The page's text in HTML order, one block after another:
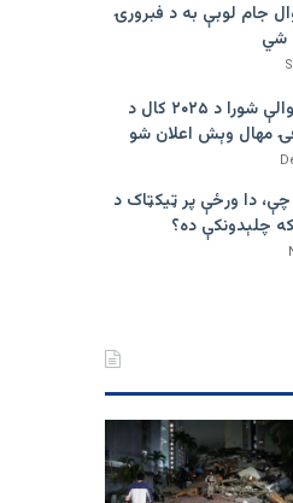
نړیوال جام لوبې به د فبرورۍ
د کرکټ نړیوالې شورا د ۲۰۲۵ کال د
مهال وېش اعلان شو
چې، دا ورځې پر ټيکټاک د
چلېدونکې ده؟